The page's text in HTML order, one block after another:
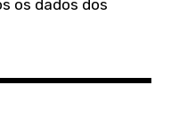
os dados dos